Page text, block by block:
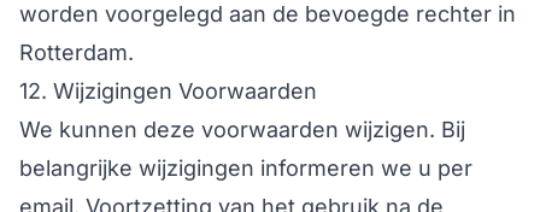
worden voorgelegd aan de bevoegde rechter in
Rotterdam.
12. Wijzigingen Voorwaarden
We kunnen deze voorwaarden wijzigen. Bij
belangrijke wijzigingen informeren we u per
email. Voortzetting van het gebruik na de